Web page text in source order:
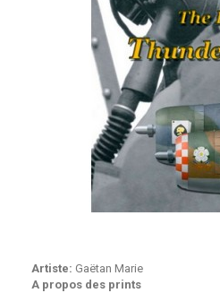
Artiste: Gaëtan Marie
A propos des prints